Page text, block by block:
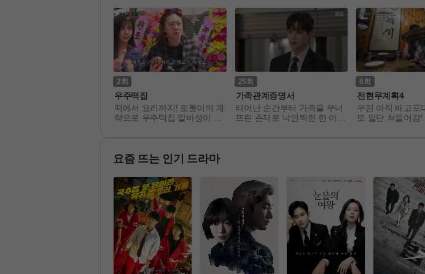
2
우주떡집
떡에서 요리까지! 토롱이의 계
략으로 우주떡집 알바생이 된
25
가족관계증명서
태어난 순간부터 가족을 무너
뜨린 존재로 낙인찍힌 한 아이
6
전현무계획4
우린 아직 배고프
또 일단 쳐들어감!
요즘 뜨는 인기 드라마